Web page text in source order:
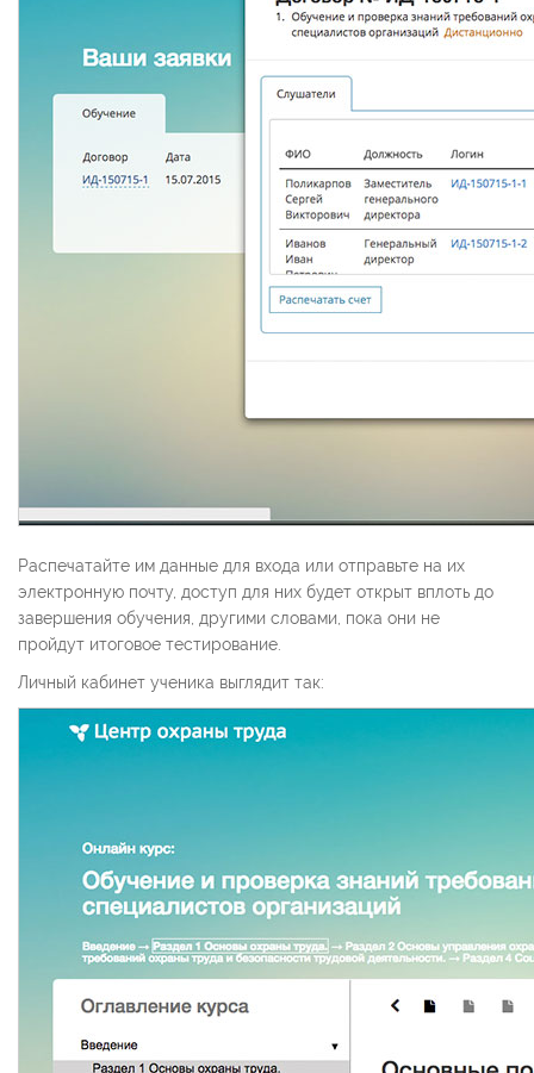
Распечатайте им данные для входа или отправьте на их
электронную почту, доступ для них будет открыт вплоть до
завершения обучения, другими словами, пока они не
пройдут итоговое тестирование.
Личный кабинет ученика выглядит так: